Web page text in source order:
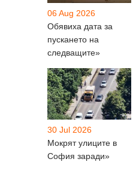
06 Aug 2026
Обявиха дата за
пускането на
следващите»
30 Jul 2026
Мокрят улиците в
София заради»